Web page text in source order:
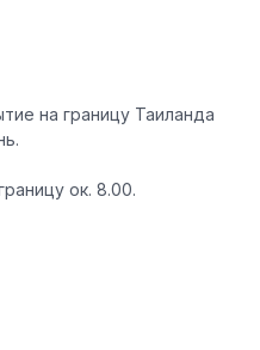
на границу Таиланда
ок. 8.00.